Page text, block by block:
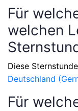
Für
welchen
Diese
Deutschland
Für